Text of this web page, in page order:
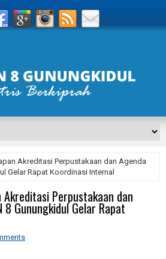
Akreditasi Perpustakaan dan Agenda
Gelar Rapat Koordinasi Internal
Perpustakaan dan
8 Gunungkidul Gelar Rapat